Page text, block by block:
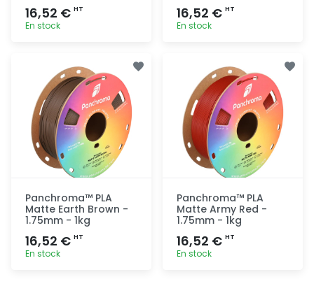
16,52 € HT
En stock
rapide
16,52 € HT
En stock
rapide
Panchroma™ PLA
Matte Earth Brown -
1.75mm - 1kg
16,52 € HT
En stock
Panchroma™ PLA
Matte Army Red -
1.75mm - 1kg
16,52 € HT
En stock